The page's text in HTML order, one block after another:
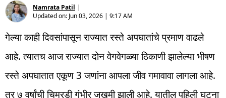
Namrata Patil |
Updated on: Jun 03, 2026 | 9:17 AM
गेल्या काही दिवसांपासून राज्यात रस्ते अपघातांचे प्रमाण वाढले
आहे. त्यातच आज राज्यात दोन वेगवेगळ्या ठिकाणी झालेल्या भीषण
रस्ते अपघातात एकूण 3 जणांना आपला जीव गमावावा लागला आहे.
तर ७ वर्षांची चिमुरडी गंभीर जखमी झाली आहे. यातील पहिली घटना